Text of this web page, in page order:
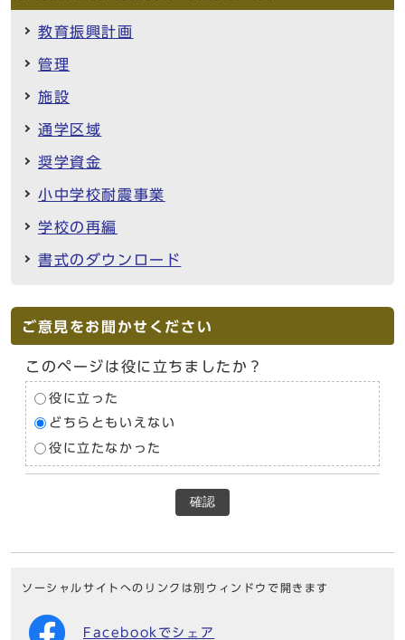
教育振興計画
管理
施設
通学区域
奨学資金
小中学校耐震事業
学校の再編
書式のダウンロード
ご意見をお聞かせください
このページは役に立ちましたか？
役に立った
どちらともいえない
役に立たなかった
確認
ソーシャルサイトへのリンクは別ウィンドウで開きます
Facebookでシェア